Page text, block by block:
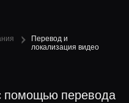
Перевод и
локализация видео
помощью перевода